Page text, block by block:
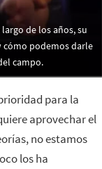
de los años, su
cómo podemos darle
campo.
para la
aprovechar el
no estamos
los ha